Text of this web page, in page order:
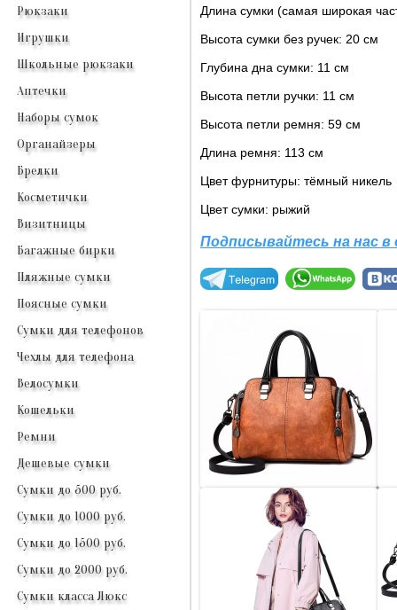
Рюкзаки
Игрушки
Школьные рюкзаки
Аптечки
Наборы сумок
Органайзеры
Брелки
Косметички
Визитницы
Багажные бирки
Пляжные сумки
Поясные сумки
Сумки для телефонов
Чехлы для телефона
Велосумки
Кошельки
Ремни
Дешевые сумки
Сумки до 500 руб.
Сумки до 1000 руб.
Сумки до 1500 руб.
Сумки до 2000 руб.
Сумки класса Люкс
Длина сумки (самая широкая
Высота сумки без ручек: 20 см
Глубина дна сумки: 11 см
Высота петли ручки: 11 см
Высота петли ремня: 59 см
Длина ремня: 113 см
Цвет фурнитуры: тёмный никель
Цвет сумки: рыжий
Подписывайтесь на нас